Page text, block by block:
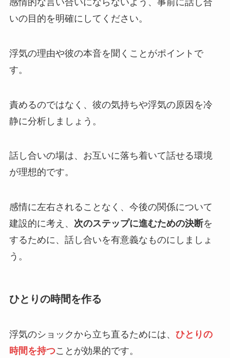
いの目的を明確にしてください。
浮気の理由や彼の本音を聞くことがポイントで
す。
責めるのではなく、彼の気持ちや浮気の原因を冷
静に分析しましょう。
話し合いの場は、お互いに落ち着いて話せる環境
が理想的です。
感情に左右されることなく、今後の関係について
建設的に考え、 次のステップに進むための決断を
するために、話し合いを有意義なものにしましょ
う。
ひとりの時間を作る
浮気のショックから立ち直るためには、 ひとりの
時間を持つことが効果的です。